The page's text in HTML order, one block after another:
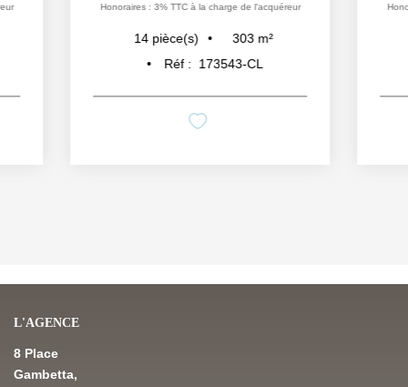
Honoraires : 3% TTC à la charge de l'acquéreur
pièce(s) 303
m²
173543-CL
Honoraires : 4%
L'AGENCE
8 Place
Gambetta,